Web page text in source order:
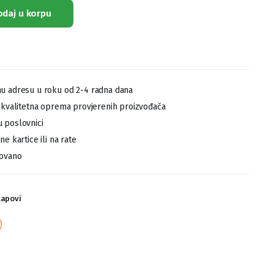
u korpu
adresu u roku od 2-4 radna dana
oprema provjerenih proizvođača
poslovnici
kartice ili na rate